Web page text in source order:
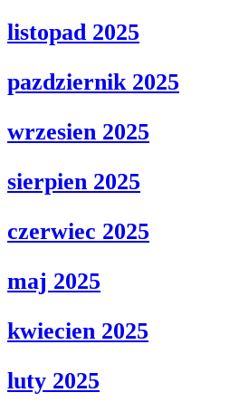
listopad 2025
pazdziernik 2025
wrzesien 2025
sierpien 2025
czerwiec 2025
maj 2025
kwiecien 2025
luty 2025